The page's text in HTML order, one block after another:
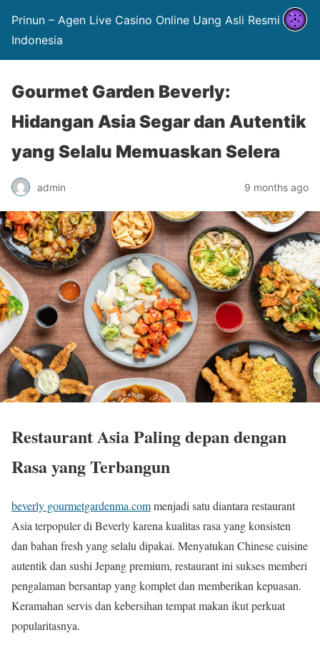
Prinun – Agen Live Casino Online Uang Asli Resmi
Indonesia
Gourmet Garden Beverly:
Hidangan Asia Segar dan Autentik
yang Selalu Memuaskan Selera
admin 9 months ago
Restaurant Asia Paling depan dengan
Rasa yang Terbangun
beverly gourmetgardenma.commenjadi satu diantara restaurant
Asia terpopuler di Beverly karena kualitas rasa yang konsisten
dan bahan fresh yang selalu dipakai. Menyatukan Chinese cuisine
autentik dan sushi Jepang premium, restaurant ini sukses memberi
pengalaman bersantap yang komplet dan memberikan kepuasan.
Keramahan servis dan kebersihan tempat makan ikut perkuat
popularitasnya.